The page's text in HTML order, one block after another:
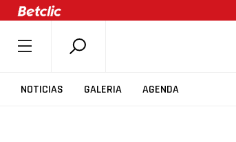
NOTICIAS GALERIA AGENDA
SOBRE A FPB